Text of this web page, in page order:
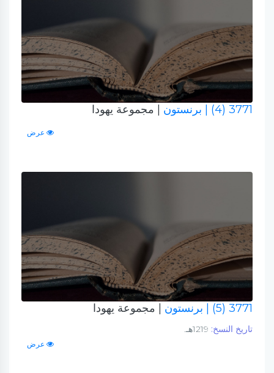
3771 (4) | برنستون | مجموعة يهودا
عرض
3771 (5) | برنستون | مجموعة يهودا
تاريخ النسخ:
عرض